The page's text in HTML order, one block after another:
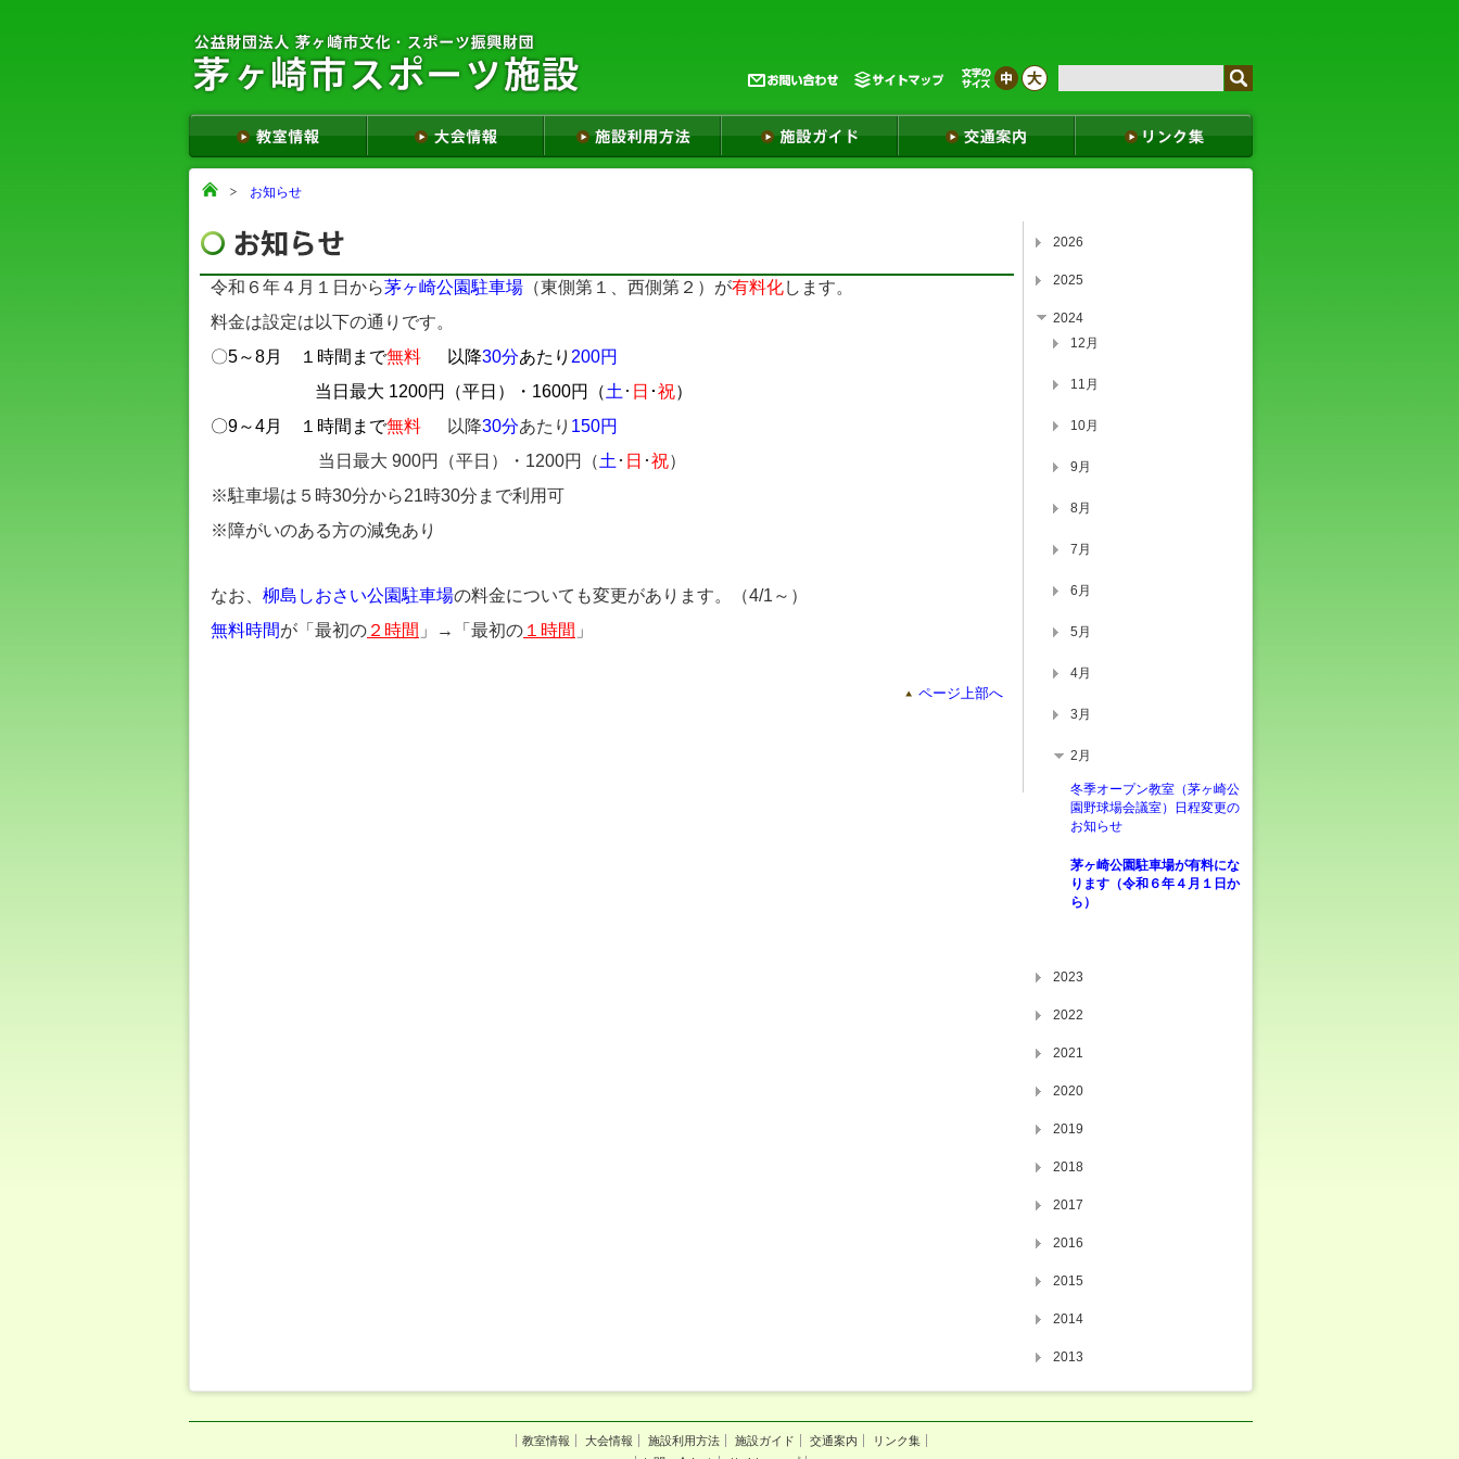
お知らせ
令和６年４月１日から茅ヶ崎公園駐車場 （東側第１、西側第２）が有料化します。
料金は設定は以下の通りです。
〇5～8月 １時間まで無料 以降30分あたり 200円
当日最大 1200円（平日）・ 1600円（土 ･ 日 ･祝）
〇9～4月
１時間まで無料 以降30分あたり 150円
当日最大 900円（平日）・1200円
（土 ･ 日 ･祝）
※駐車場は５時30分から21時30分まで利用可
※障がいのある方の減免あり
なお、 柳島しおさい公園駐車場の料金についても変更があります。（4/1～）
無料時間が「最初の ２時間 」→「最初の １時間 」
ページ上部へ
2026
2025
2024
12月
11月
10月
9月
8月
7月
6月
5月
4月
3月
2月
冬季オープン教室（茅ヶ崎公
園野球場会議室）日程変更の
お知らせ
茅ヶ崎公園駐車場が有料にな
ります（令和６年４月１日か
ら）
2023
2022
2021
2020
2019
2018
2017
2016
2015
2014
2013
教室情報 大会情報 施設利用方法 施設ガイド 交通案内
リンク集